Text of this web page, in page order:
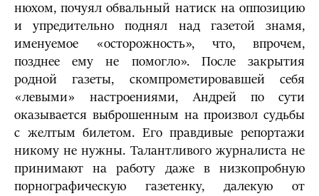
нюхом, почуял обвальный натиск на оппозицию
и упредительно поднял над газетой знамя,
именуемое «осторожность», что, впрочем,
позднее ему не помогло». После закрытия
родной газеты, скомпрометировавшей себя
«левыми» настроениями, Андрей по сути
оказывается выброшенным на произвол судьбы
с желтым билетом. Его правдивые репортажи
никому не нужны. Талантливого журналиста не
принимают на работу даже в низкопробную
порнографическую газетенку, далекую от